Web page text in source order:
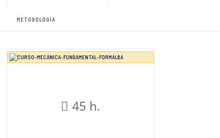
METODOLOGÍA
45 h.